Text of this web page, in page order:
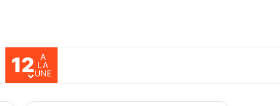
Search for
12
A
LA
UNE